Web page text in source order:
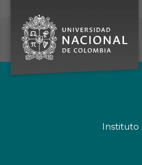
Instituto